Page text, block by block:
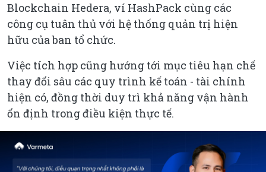
Blockchain Hedera, ví HashPack cùng các
công cụ tuân thủ với hệ thống quản trị hiện
hữu của ban tổ chức.
Việc tích hợp cũng hướng tới mục tiêu hạn chế
thay đổi sâu các quy trình kế toán - tài chính
hiện có, đồng thời duy trì khả năng vận hành
ổn định trong điều kiện thực tế.